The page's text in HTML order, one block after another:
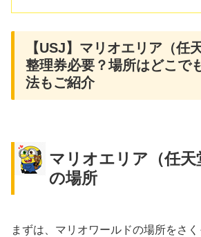
【USJ】マリオエリア（任
整理券必要？場所はどこで
法もご紹介
マリオエリア（任天
の場所
まずは、マリオワールドの場所をさ